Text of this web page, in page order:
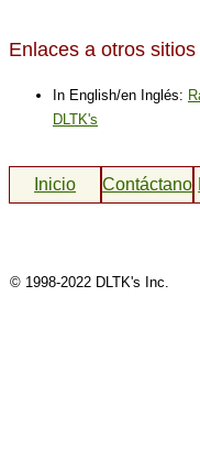
Enlaces a otros sitios
In English/en Inglés:
DLTK's
Inicio
© 1998-2022 DLTK's Inc.